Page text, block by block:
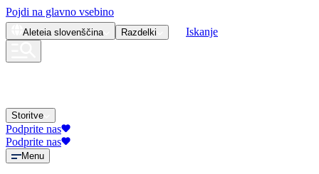
Pojdi na glavno vsebino
Aleteia slovenščina Razdelki Iskanje
Storitve
Podprite nas
Podprite nas
Menu